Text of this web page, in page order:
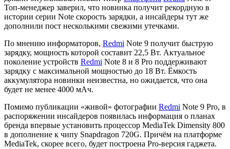
Топ-менеджер заверил, что новинка получит рекордную в
истории серии Note скорость зарядки, а инсайдеры тут же
дополнили пост несколькими свежими утечками.
По мнению информаторов, Redmi Note 9 получит быструю
зарядку, мощность которой составит 22,5 Вт. Актуальное
поколение устройств Redmi Note 8 и 8 Pro поддерживают
зарядку с максимальной мощностью до 18 Вт. Ёмкость
аккумулятора новинки неизвестна, но ожидается, что она
будет не менее 4000 мАч.
Помимо публикации «живой» фотографии Redmi Note 9 Pro, в
распоряжении инсайдеров появилась информация о планах
бренда впервые установить процессор MediaTek Dimensity 800
в дополнение к чипу Snapdragon 720G. Причём на платформе
MediaTek, скорее всего, будет построена Pro-версия гаджета.